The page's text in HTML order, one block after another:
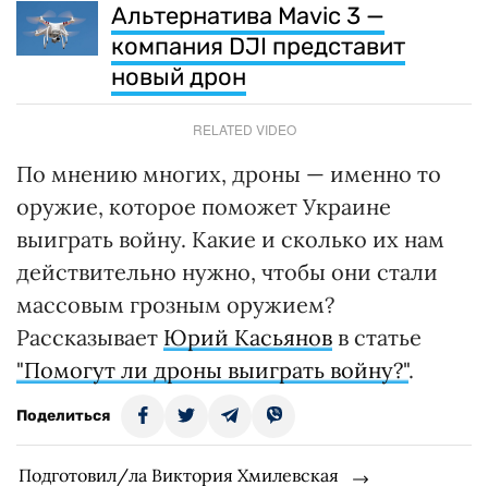
Альтернатива Mavic 3 —
компания DJI представит
новый дрон
RELATED VIDEO
По мнению многих, дроны — именно то
оружие, которое поможет Украине
выиграть войну. Какие и сколько их нам
действительно нужно, чтобы они стали
массовым грозным оружием?
Рассказывает Юрий Касьянов в статье
"Помогут ли дроны выиграть войну?".
Поделиться
Подготовил/ла Виктория Хмилевская